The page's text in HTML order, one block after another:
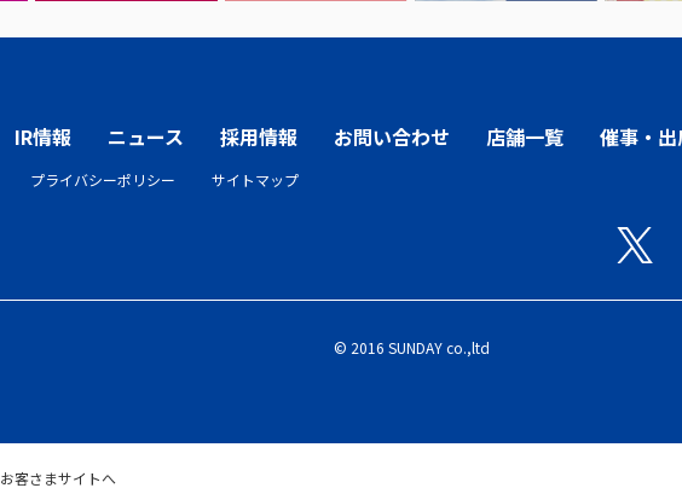
IR情報 ニュース 採用情報 お問い合わせ 店舗一覧 催事・
プライバシーポリシー サイトマップ
© 2016 SUNDAY co.,ltd
お客さまサイトへ